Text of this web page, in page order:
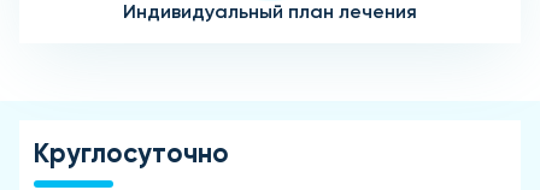
Индивидуальный план лечения
Круглосуточно